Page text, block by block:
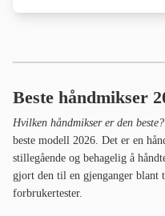
Beste håndmikser
Hvilken håndmikser er den beste?
beste modell 2026. Det er en
stillegående og behagelig å
gjort den til en gjenganger blant
forbrukertester.